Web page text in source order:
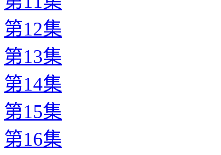
第12集
第13集
第14集
第15集
第16集